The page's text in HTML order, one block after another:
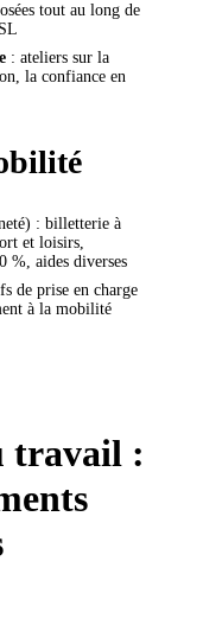
tout au long de
: ateliers sur la
la confiance en
: billetterie à
et loisirs,
%, aides diverses
de prise en charge
à la mobilité
travail :